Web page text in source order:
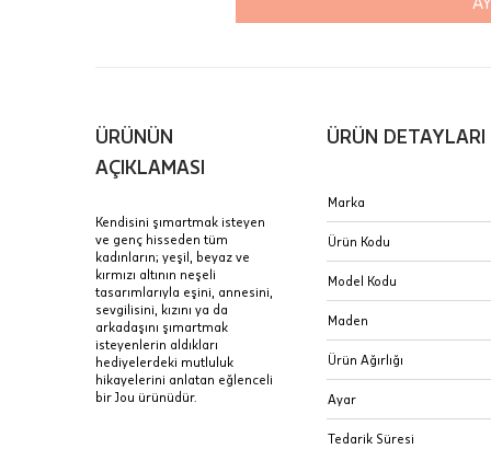
Seçiniz.
Stoklar çok
Taksit Tablosu
Taksit
Tek Çekim
2 Taksit
ÜRÜNÜN
AÇIKLAMASI
Kendisini şımartmak isteyen
ve genç hisseden tüm
kadınların; yeşil, beyaz ve
kırmızı altının neşeli
tasarımlarıyla eşini, annesini,
sevgilisini, kızını ya da
arkadaşını şımartmak
isteyenlerin aldıkları
hediyelerdeki mutluluk
hikayelerini anlatan eğlenceli
bir Jou ürünüdür.
ÜRÜN DETAYLARI
Marka
Ürün Kodu
Model Kodu
Maden
Ürün Ağırlığı
Ayar
Tedarik Süresi
Aynı
JTR |
Merkezi)
Sipariş
İptal: